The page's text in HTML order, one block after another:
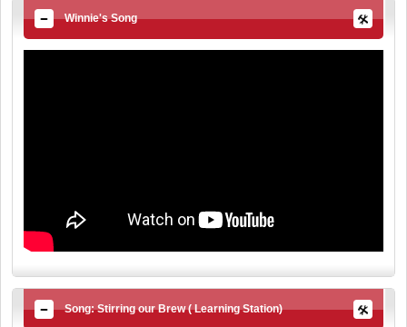
Winnie's Song
Song: Stirring our Brew ( Learning Station)